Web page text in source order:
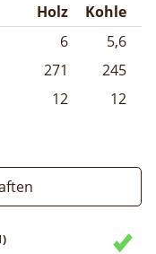
Holz
Kohle
6
5,6
271
245
12 12